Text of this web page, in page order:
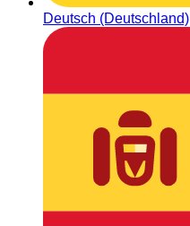
Deutsch (Deutschland)